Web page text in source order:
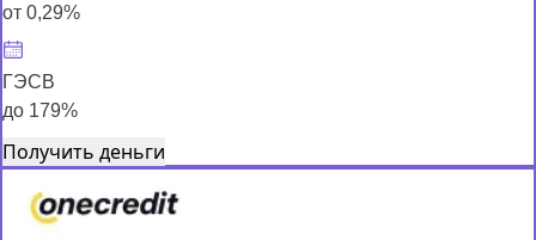
от 0,29%
ГЭСВ
до 179%
Получить деньги